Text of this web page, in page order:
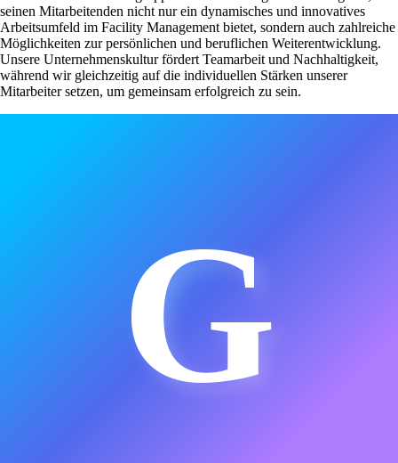
seinen Mitarbeitenden nicht nur ein dynamisches und innovatives
Arbeitsumfeld im Facility Management bietet, sondern auch zahlreiche
Möglichkeiten zur persönlichen und beruflichen Weiterentwicklung.
Unsere Unternehmenskultur fördert Teamarbeit und Nachhaltigkeit,
während wir gleichzeitig auf die individuellen Stärken unserer
Mitarbeiter setzen, um gemeinsam erfolgreich zu sein.
G